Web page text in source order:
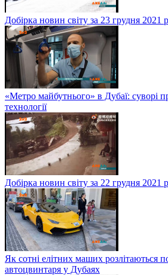
Добірка новин світу за 23 грудня 2021
«Метро майбутнього» в Дубаї: суворі
технології
Добірка новин світу за 22 грудня 2021
Як сотні елітних маших розлітаються
автоцвинтаря у Дубаях